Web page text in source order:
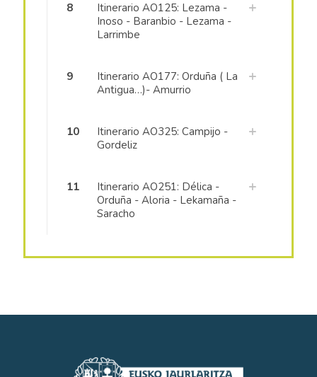
8
Itinerario AO125: Lezama -
Inoso - Baranbio - Lezama -
Larrimbe
9
Itinerario AO177: Orduña ( La
Antigua…)- Amurrio
10
Itinerario AO325: Campijo -
Gordeliz
11
Itinerario AO251: Délica -
Orduña - Aloria - Lekamaña -
Saracho